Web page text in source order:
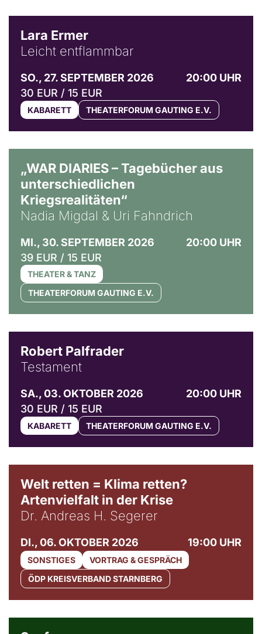
Lara Ermer
Leicht entflammbar
SO., 27. SEPTEMBER 2026
20:00 UHR
30 EUR / 15 EUR
KABARETT THEATERFORUM GAUTING E.V.
„WAR DIARIES – Tagebücher aus
unterschiedlichen
Kriegsrealitäten“
Nadia Migdal & Uri Fahndrich
MI., 30. SEPTEMBER 2026
20:00 UHR
39 EUR / 15 EUR
THEATER & TANZ
THEATERFORUM GAUTING E.V.
Robert Palfrader
Testament
SA., 03. OKTOBER 2026
20:00 UHR
30 EUR / 15 EUR
KABARETT THEATERFORUM GAUTING E.V.
Welt retten = Klima retten?
Artenvielfalt in der Krise
Dr. Andreas H. Segerer
DI., 06. OKTOBER 2026 19:00 UHR
SONSTIGES
VORTRAG & GESPRÄCH
ÖDP KREISVERBAND STARNBERG